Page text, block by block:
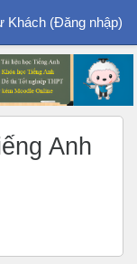
Khách (Đăng nhập)
Anh